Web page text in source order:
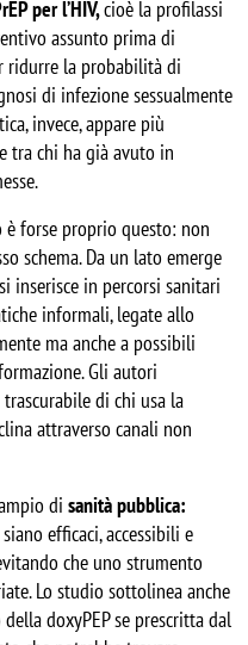
per l’HIV, cioè la profilassi
assunto prima di
ridurre la probabilità di
di infezione sessualmente
invece, appare più
tra chi ha già avuto in
forse proprio questo: non
schema. Da un lato emerge
inserisce in percorsi sanitari
informali, legate allo
ma anche a possibili
Gli autori
di chi usa la
attraverso canali non
di sanità pubblica:
efficaci, accessibili e
che uno strumento
Lo studio sottolinea anche
doxyPEP se prescritta dal